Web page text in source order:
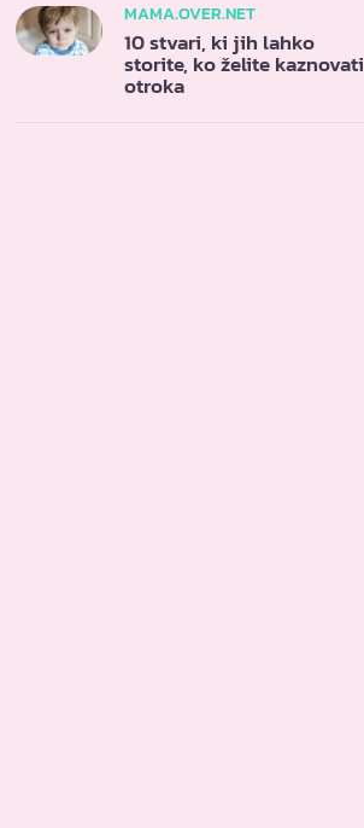
MAMA.OVER.NET
10 stvari, ki jih lahko
storite, ko želite kaznovati
otroka